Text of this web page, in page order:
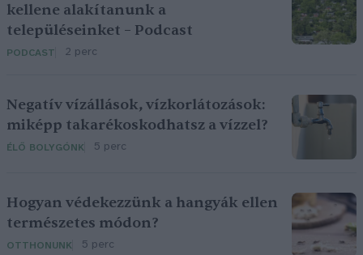
kellene alakítanunk a
településeinket – Podcast
PODCAST 2 perc
Negatív vízállások, vízkorlátozások:
miképp takarékoskodhatsz a vízzel?
ÉLŐ BOLYGÓNK 5 perc
Hogyan védekezzünk a hangyák ellen
természetes módon?
OTTHONUNK 5 perc